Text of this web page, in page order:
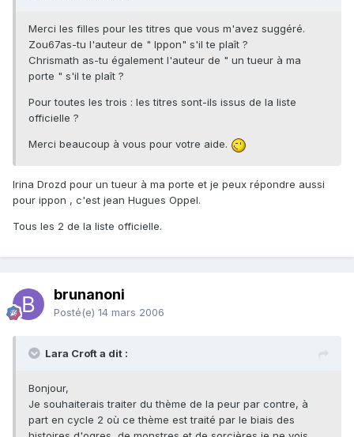
Merci les filles pour les titres que vous m'avez suggéré.
Zou67as-tu l'auteur de " Ippon" s'il te plaît ?
Chrismath as-tu également l'auteur de " un tueur à ma
porte " s'il te plaît ?
Pour toutes les trois : les titres sont-ils issus de la liste
officielle ?
Merci beaucoup à vous pour votre aide.
Irina Drozd pour un tueur à ma porte et je peux répondre aussi
pour ippon , c'est jean Hugues Oppel.
Tous les 2 de la liste officielle.
brunanoni
Posté(e) 14 mars 2006
Lara Croft a dit :
Bonjour,
Je souhaiterais traiter du thème de la peur par contre, à
part en cycle 2 où ce thème est traité par le biais des